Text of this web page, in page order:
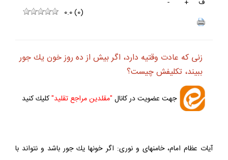
ف
+
-
0.0(0)
زنى كه عادت وقتيه دارد، اگر بيش از ده روز خون يك جور
ببيند، تكليفش چيست؟
جهت عضويت در كانال "مقلدين مراجع تقليد"كليك كنيد
آيات عظام امام، خامنه‏اى و نورى: اگر خون‏ها يك جور باشد و نتواند با